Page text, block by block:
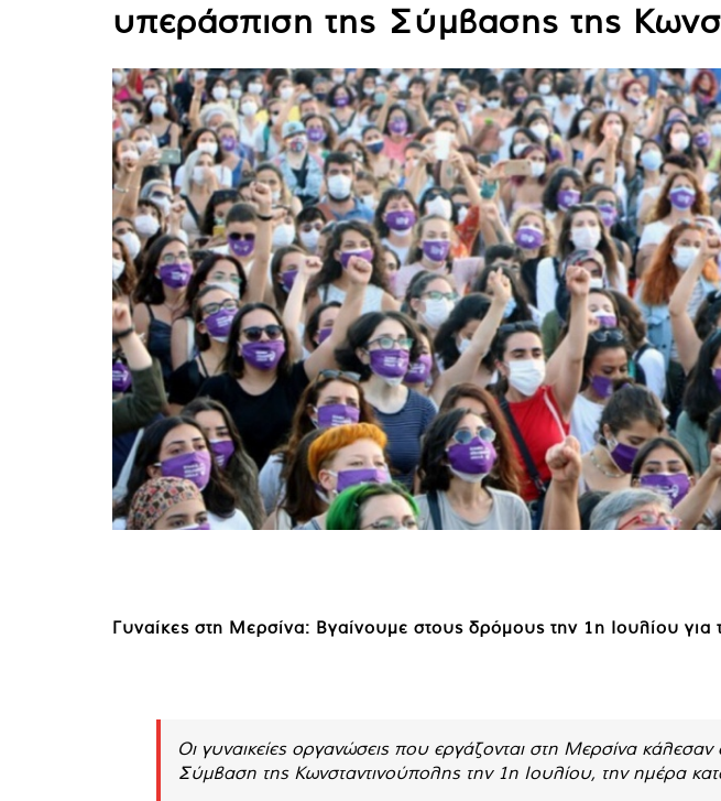
υπεράσπιση της Σύμβασης της
Γυναίκες στη Μερσίνα: Βγαίνουμε στους δρόμους την 1η Ιουλίου
Οι γυναικείες οργανώσεις που εργάζονται στη Μερσίνα
Σύμβαση της Κωνσταντινούπολης την 1η Ιουλίου, την ημέρα